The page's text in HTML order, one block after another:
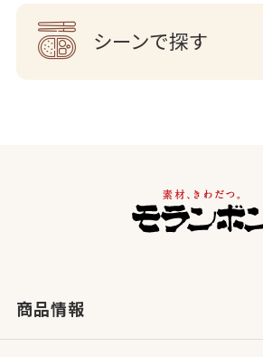
シーンで探す
商品情報